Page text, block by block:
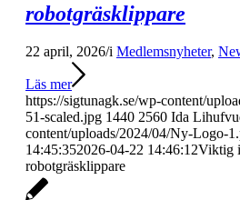
robotgräsklippare
22 april, 2026/i Medlemsnyheter,
Läs mer
https://sigtunagk.se/wp-content/
51-scaled.jpg 1440 2560 Ida
content/uploads/2024/04/Ny-Logo-
14:45:352026-04-22 14:46:12Viktig
robotgräsklippare